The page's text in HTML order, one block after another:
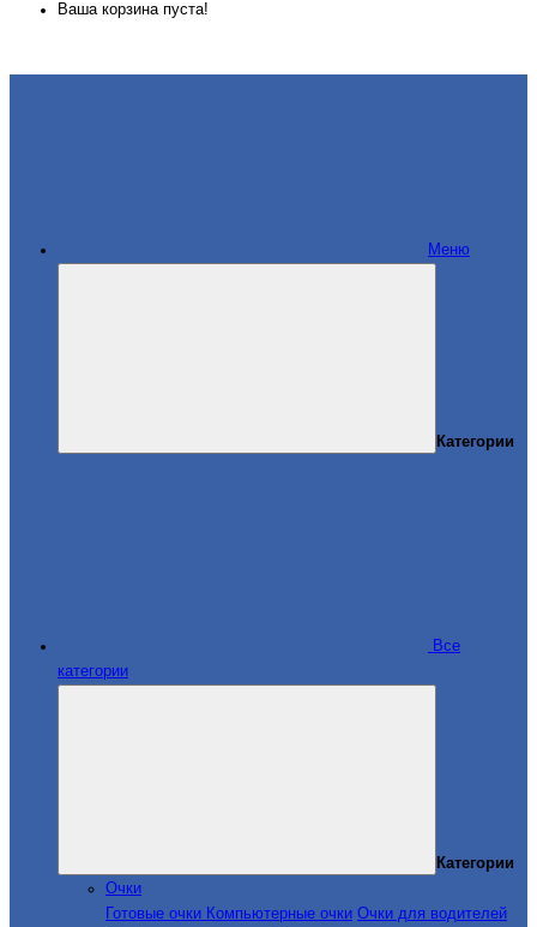
Ваша корзина пуста!
Меню
Категории
Все
категории
Категории
Очки
Готовые очки Компьютерные очки Очки для водителей